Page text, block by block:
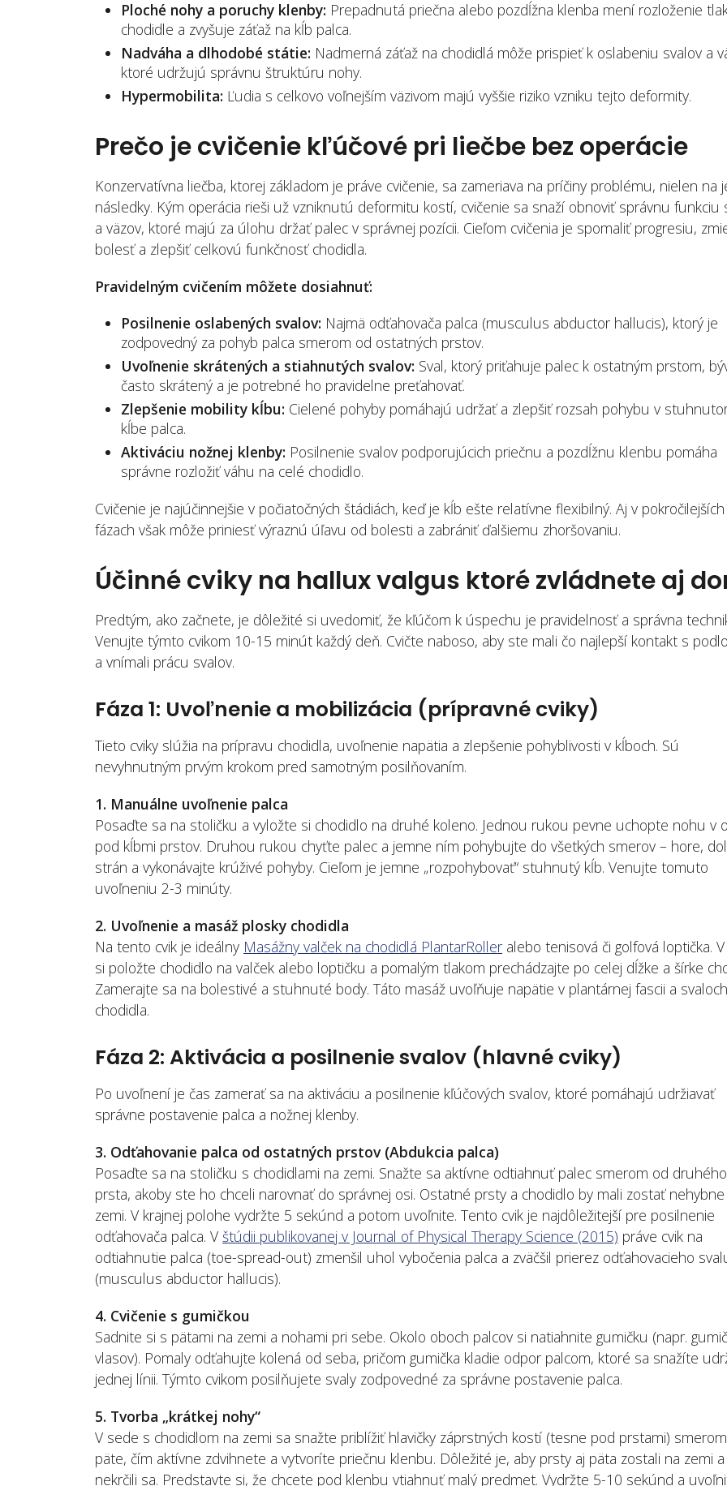
Ploché nohy a poruchy klenby: Prepadnutá priečna alebo pozdĺžna klenba mení rozloženie
chodidle a zvyšuje záťaž na kĺb palca.
Nadváha a dlhodobé státie: Nadmerná záťaž na chodidlá môže prispieť k oslabeniu svalov a
ktoré udržujú správnu štruktúru nohy.
Hypermobilita: Ľudia s celkovo voľnejším väzivom majú vyššie riziko vzniku tejto deformity.
Prečo je cvičenie kľúčové pri liečbe bez operácie
Konzervatívna liečba, ktorej základom je práve cvičenie, sa zameriava na príčiny problému, nielen na
následky. Kým operácia rieši už vzniknutú deformitu kostí, cvičenie sa snaží obnoviť správnu funkciu
a väzov, ktoré majú za úlohu držať palec v správnej pozícii. Cieľom cvičenia je spomaliť progresiu,
bolesť a zlepšiť celkovú funkčnosť chodidla.
Pravidelným cvičením môžete dosiahnuť:
Posilnenie oslabených svalov: Najmä odťahovača palca (musculus abductor hallucis), ktorý je
zodpovedný za pohyb palca smerom od ostatných prstov.
Uvoľnenie skrátených a stiahnutých svalov: Sval, ktorý priťahuje palec k ostatným prstom,
často skrátený a je potrebné ho pravidelne preťahovať.
Zlepšenie mobility kĺbu: Cielené pohyby pomáhajú udržať a zlepšiť rozsah pohybu v
kĺbe palca.
Aktiváciu nožnej klenby: Posilnenie svalov podporujúcich priečnu a pozdĺžnu klenbu pomáha
správne rozložiť váhu na celé chodidlo.
Cvičenie je najúčinnejšie v počiatočných štádiách, keď je kĺb ešte relatívne flexibilný. Aj v pokročilejších
fázach však môže priniesť výraznú úľavu od bolesti a zabrániť ďalšiemu zhoršovaniu.
Účinné cviky na hallux valgus ktoré zvládnete aj
Predtým, ako začnete, je dôležité si uvedomiť, že kľúčom k úspechu je pravidelnosť a správna
Venujte týmto cvikom 10-15 minút každý deň. Cvičte naboso, aby ste mali čo najlepší kontakt s
a vnímali prácu svalov.
Fáza 1: Uvoľnenie a mobilizácia (prípravné cviky)
Tieto cviky slúžia na prípravu chodidla, uvoľnenie napätia a zlepšenie pohyblivosti v kĺboch. Sú
nevyhnutným prvým krokom pred samotným posilňovaním.
1. Manuálne uvoľnenie palca
Posaďte sa na stoličku a vyložte si chodidlo na druhé koleno. Jednou rukou pevne uchopte nohu v
pod kĺbmi prstov. Druhou rukou chyťte palec a jemne ním pohybujte do všetkých smerov – hore,
strán a vykonávajte krúživé pohyby. Cieľom je jemne „rozpohybovať“ stuhnutý kĺb. Venujte tomuto
uvoľneniu 2-3 minúty.
2. Uvoľnenie a masáž plosky chodidla
Na tento cvik je ideálny Masážny valček na chodidlá PlantarRoller alebo tenisová či golfová loptička.
si položte chodidlo na valček alebo loptičku a pomalým tlakom prechádzajte po celej dĺžke a šírke
Zamerajte sa na bolestivé a stuhnuté body. Táto masáž uvoľňuje napätie v plantárnej fascii a svaloch
chodidla.
Fáza 2: Aktivácia a posilnenie svalov (hlavné cviky)
Po uvoľnení je čas zamerať sa na aktiváciu a posilnenie kľúčových svalov, ktoré pomáhajú udržiavať
správne postavenie palca a nožnej klenby.
3. Odťahovanie palca od ostatných prstov (Abdukcia palca)
Posaďte sa na stoličku s chodidlami na zemi. Snažte sa aktívne odtiahnuť palec smerom od druhého
prsta, akoby ste ho chceli narovnať do správnej osi. Ostatné prsty a chodidlo by mali zostať
zemi. V krajnej polohe vydržte 5 sekúnd a potom uvoľnite. Tento cvik je najdôležitejší pre posilnenie
odťahovača palca. V štúdii publikovanej v Journal of Physical Therapy Science (2015) práve cvik na
odtiahnutie palca (toe-spread-out) zmenšil uhol vybočenia palca a zväčšil prierez odťahovacieho
(musculus abductor hallucis).
4. Cvičenie s gumičkou
Sadnite si s pätami na zemi a nohami pri sebe. Okolo oboch palcov si natiahnite gumičku (napr.
vlasov). Pomaly odťahujte kolená od seba, pričom gumička kladie odpor palcom, ktoré sa snažíte
jednej línii. Týmto cvikom posilňujete svaly zodpovedné za správne postavenie palca.
5. Tvorba „krátkej nohy“
V sede s chodidlom na zemi sa snažte priblížiť hlavičky záprstných kostí (tesne pod prstami)
päte, čím aktívne zdvihnete a vytvoríte priečnu klenbu. Dôležité je, aby prsty aj päta zostali na zemi a
nekrčili sa. Predstavte si, že chcete pod klenbu vtiahnuť malý predmet. Vydržte 5-10 sekúnd a